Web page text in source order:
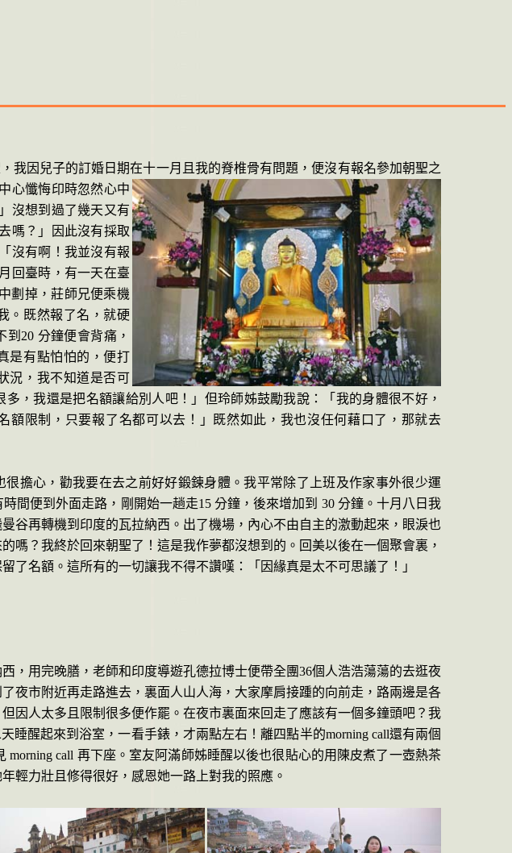
我因兒子的訂婚日期在十一月且我的脊椎骨有問題 ，便沒有報名參加朝聖之
心懺悔印時忽然心中
沒想到過了幾天又有
嗎？」因此沒有採取
沒有啊！我並沒有報
回臺時，有一天在臺
劃 掉，莊師兄便乘機
。既然報了名，就硬
到 20 分鐘便會背痛，
是有點怕怕的，便打
況， 我不知道是否可
，我還是把名額讓給別人吧！」但玲師姊鼓勵我說：「我的身體很不好，
額限制，只要報了名都可以去！」既然如此，我也沒任何藉口了，那就去
很擔心，勸我要在去之前好好鍛鍊身體。我平常除了上班及作家事外很少運
間便到外面走路，剛開始一趟走15 分鐘，後來增加到 30 分鐘。 十月八日我
谷再轉機到印度的瓦拉納西。出了機場，內心不由自主的激動起來，眼淚也
嗎？我終於回來朝聖了！這是我作夢都沒想到的。回美以後在一個聚會裏，
名額。這所有的一切讓我不得不讚嘆：「因緣真是太不可思議了！」
，用完晚膳，老師和印度導遊孔德拉博士便帶全團36個人浩浩蕩蕩的去逛夜
夜市附近再走路進去，裏面人山人海，大家摩肩接踵的向前走，路兩邊是各
因人太多且限制很多便作罷。在夜市裏面來回走了應該有一個多鐘頭吧？我
睡醒起來到浴室，一看手錶，才兩點左右！離四點半的morning call還有兩個
morning call 再下座。室友阿滿師姊睡醒以後也很貼心的用陳皮煮了一壺熱茶
輕力壯且修得很好，感恩她一路上對我的照應。